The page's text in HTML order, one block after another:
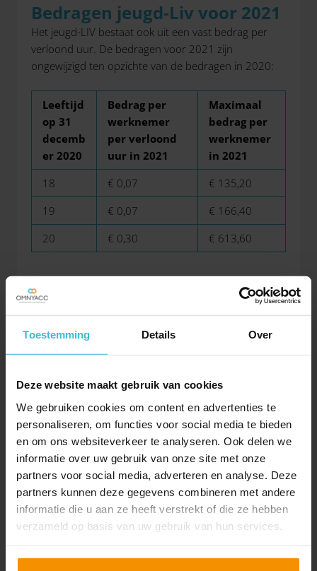
Toestemming Details Over
Deze website maakt gebruik van cookies
We gebruiken cookies om content en advertenties te
personaliseren, om functies voor social media te bieden
en om ons websiteverkeer te analyseren. Ook delen we
informatie over uw gebruik van onze site met onze
partners voor social media, adverteren en analyse. Deze
partners kunnen deze gegevens combineren met andere
informatie die u aan ze heeft verstrekt of die ze hebben
verzameld op basis van uw gebruik van hun services.
Bedragen jeugd-Liv voor 2021
Het jeugd-LIV bestaat ook uit een vast bedrag per
verloond uur. De bedragen voor 2021 zijn
ongewijzigd ten opzichte van de bedragen in 2020:
Leeftijd
op 31
decemb
er 2020
Bedrag per
werknemer
per verloond
uur in 2021
Maximaal
bedrag per
werknemer
in 2021
18
€ 0,07
€ 135,20
19
€ 0,07
€ 166,40
20
€ 0,30 € 613,60
De uurloongrenzen voor het jaar 2021 moeten nog
wettelijk minimumloon per 1 juli 2021 is
gepubliceerd.
Hoe vraag je het jeugd-LIV
aan?
Ook het jeugd-LIV hoef je niet aan te vragen. Het
UWV bepaalt ook hierbij op basis van de
polisadministratie voor welke werknemers je er recht
op hebt. En ook hiervan krijg je vóór 15 maart een
voorlopige berekening van de Belastingdienst en kun
je tot en met 1 mei correcties over het voorgaande
jaar sturen.